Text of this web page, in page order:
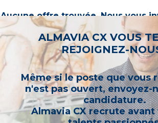
Aucune offre trouvée. Nous vous
d’autres mots-clés ou à
ALMAVIA CX VOUS
REJOIGNEZ-
Même si le poste que vous
n'est pas ouvert, envoyez-
candidature.
Almavia CX recrute